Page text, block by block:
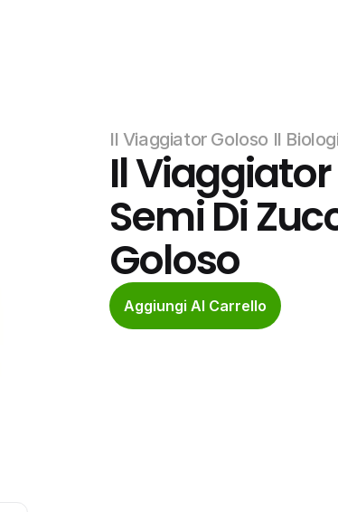
Il Viaggiator Goloso Il
Il
Semi Di
Goloso
Aggiungi Al Carrello